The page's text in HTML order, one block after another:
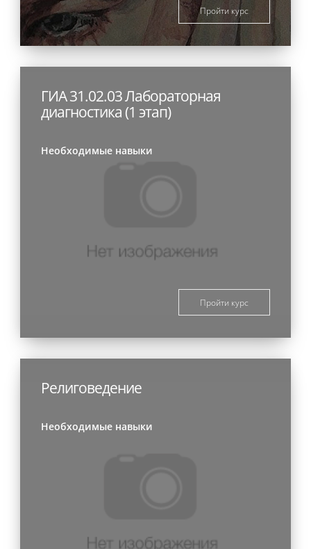
Пройти курс
ГИА 31.02.03 Лабораторная
диагностика (1 этап)
Необходимые навыки
Пройти курс
Религоведение
Необходимые навыки